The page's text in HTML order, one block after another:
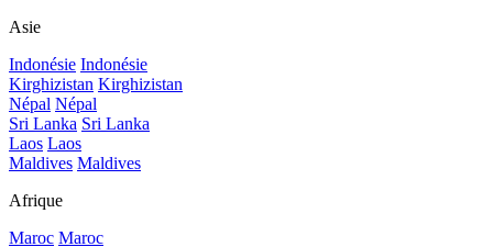
Asie
Indonésie Indonésie
Kirghizistan Kirghizistan
Népal Népal
Sri Lanka Sri Lanka
Laos Laos
Maldives Maldives
Afrique
Maroc Maroc